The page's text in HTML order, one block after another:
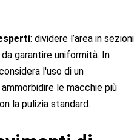
: dividere l’area in sezioni
garantire uniformità. In
l'uso di un
le macchie più
la pulizia standard.